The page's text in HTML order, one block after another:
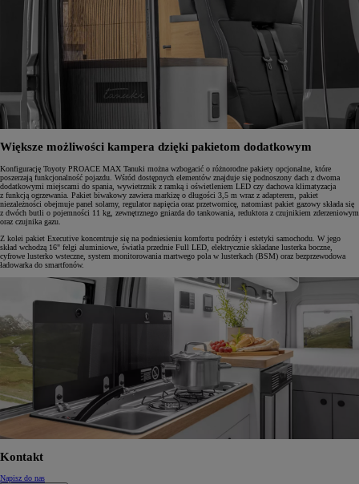
Większe możliwości kampera dzięki pakietom dodatkowym
Konfigurację Toyoty PROACE MAX Tanuki można wzbogacić o różnorodne pakiety opcjonalne, które
poszerzają funkcjonalność pojazdu. Wśród dostępnych elementów znajduje się podnoszony dach z dwoma
dodatkowymi miejscami do spania, wywietrznik z ramką i oświetleniem LED czy dachowa klimatyzacja
z funkcją ogrzewania. Pakiet biwakowy zawiera markizę o długości 3,5 m wraz z adapterem, pakiet
niezależności obejmuje panel solarny, regulator napięcia oraz przetwornicę, natomiast pakiet gazowy składa się
z dwóch butli o pojemności 11 kg, zewnętrznego gniazda do tankowania, reduktora z czujnikiem zderzeniowym
oraz czujnika gazu.
Z kolei pakiet Executive koncentruje się na podniesieniu komfortu podróży i estetyki samochodu. W jego
skład wchodzą 16" felgi aluminiowe, światła przednie Full LED, elektrycznie składane lusterka boczne,
cyfrowe lusterko wsteczne, system monitorowania martwego pola w lusterkach (BSM) oraz bezprzewodowa
ładowarka do smartfonów.
Kontakt
Napisz do nas